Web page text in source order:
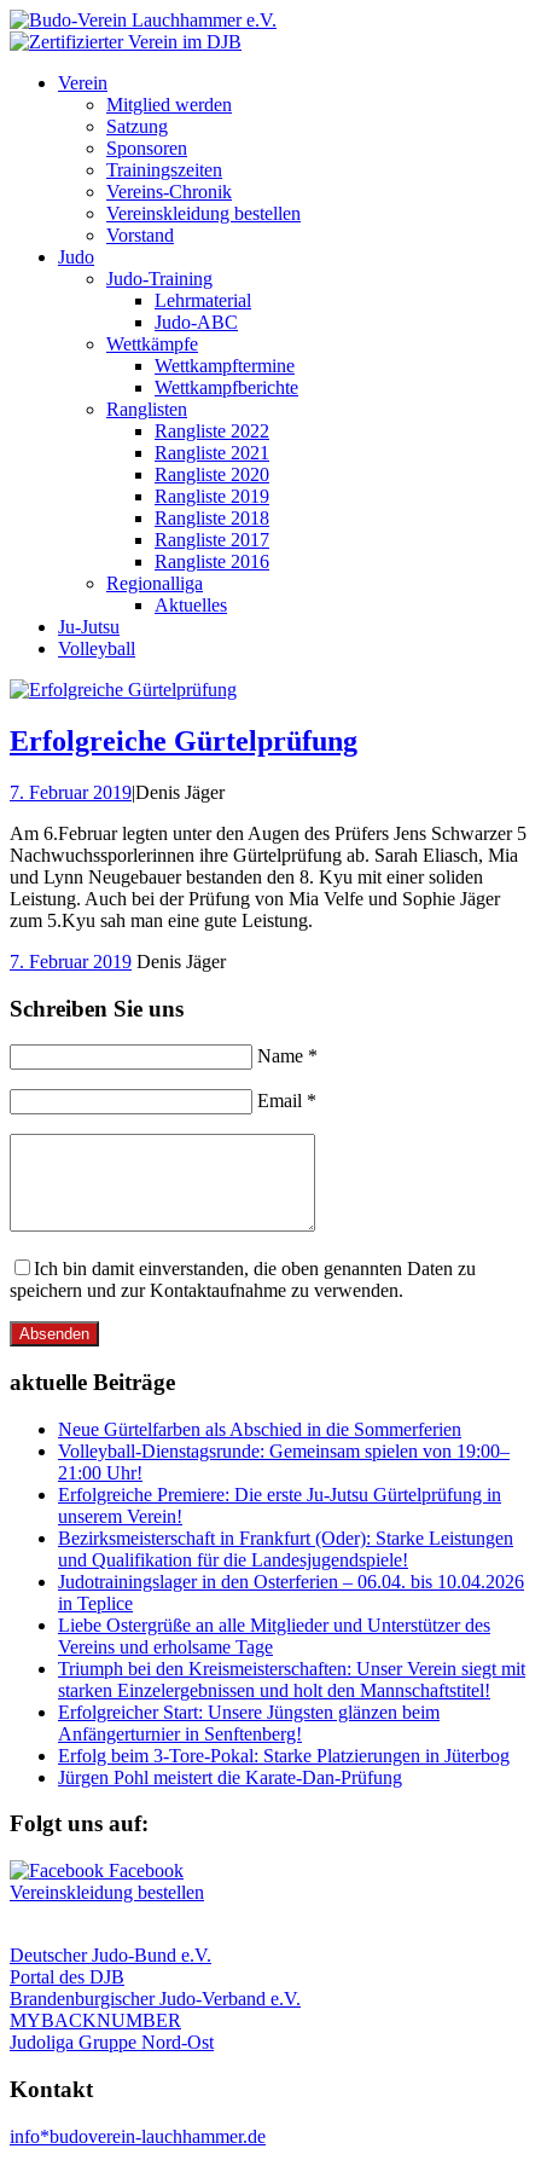
Verein
Mitglied werden
Satzung
Sponsoren
Trainingszeiten
Vereins-Chronik
Vereinskleidung bestellen
Vorstand
Judo
Judo-Training
Lehrmaterial
Judo-ABC
Wettkämpfe
Wettkampftermine
Wettkampfberichte
Ranglisten
Rangliste 2022
Rangliste 2021
Rangliste 2020
Rangliste 2019
Rangliste 2018
Rangliste 2017
Rangliste 2016
Regionalliga
Aktuelles
Ju-Jutsu
Volleyball
Erfolgreiche Gürtelprüfung
7. Februar 2019|Denis Jäger
Am 6.Februar legten unter den Augen des Prüfers Jens Schwarzer 5
Nachwuchssporlerinnen ihre Gürtelprüfung ab. Sarah Eliasch, Mia
und Lynn Neugebauer bestanden den 8. Kyu mit einer soliden
Leistung. Auch bei der Prüfung von Mia Velfe und Sophie Jäger
zum 5.Kyu sah man eine gute Leistung.
7. Februar 2019 Denis Jäger
Schreiben Sie uns
Name *
Email *
Ich bin damit einverstanden, die oben genannten Daten zu
speichern und zur Kontaktaufnahme zu verwenden.
Absenden
aktuelle Beiträge
Neue Gürtelfarben als Abschied in die Sommerferien
Volleyball-Dienstagsrunde: Gemeinsam spielen von 19:00–
21:00 Uhr!
Erfolgreiche Premiere: Die erste Ju-Jutsu Gürtelprüfung in
unserem Verein!
Bezirksmeisterschaft in Frankfurt (Oder): Starke Leistungen
und Qualifikation für die Landesjugendspiele!
Judotrainingslager in den Osterferien – 06.04. bis 10.04.2026
in Teplice
Liebe Ostergrüße an alle Mitglieder und Unterstützer des
Vereins und erholsame Tage
Triumph bei den Kreismeisterschaften: Unser Verein siegt mit
starken Einzelergebnissen und holt den Mannschaftstitel!
Erfolgreicher Start: Unsere Jüngsten glänzen beim
Anfängerturnier in Senftenberg!
Erfolg beim 3-Tore-Pokal: Starke Platzierungen in Jüterbog
Jürgen Pohl meistert die Karate-Dan-Prüfung
Folgt uns auf:
Vereinskleidung bestellen
Deutscher Judo-Bund e.V.
Portal des DJB
Brandenburgischer Judo-Verband e.V.
MYBACKNUMBER
Judoliga Gruppe Nord-Ost
Kontakt
info*budoverein-lauchhammer.de